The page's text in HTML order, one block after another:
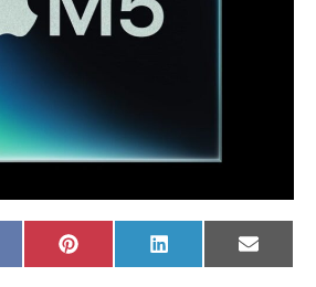
Pinterest LinkedIn
Email